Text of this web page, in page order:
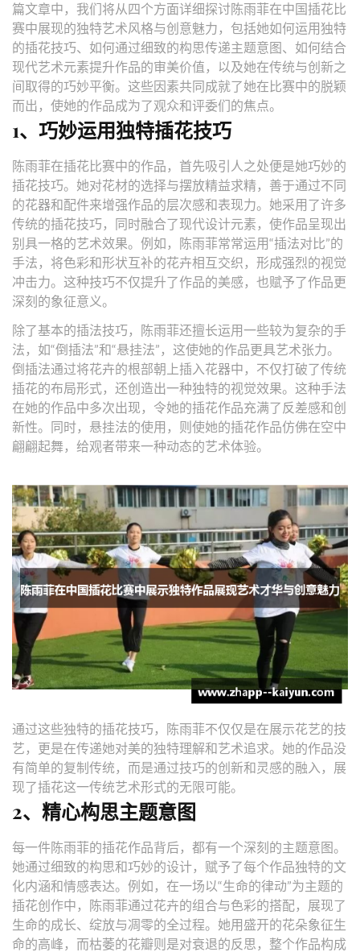
篇文章中，我们将从四个方面详细探讨陈雨菲在中国插花比
赛中展现的独特艺术风格与创意魅力，包括她如何运用独特
的插花技巧、如何通过细致的构思传递主题意图、如何结合
现代艺术元素提升作品的审美价值，以及她在传统与创新之
间取得的巧妙平衡。这些因素共同成就了她在比赛中的脱颖
而出，使她的作品成为了观众和评委们的焦点。
1、巧妙运用独特插花技巧
陈雨菲在插花比赛中的作品，首先吸引人之处便是她巧妙的
插花技巧。她对花材的选择与摆放精益求精，善于通过不同
的花器和配件来增强作品的层次感和表现力。她采用了许多
传统的插花技巧，同时融合了现代设计元素，使作品呈现出
别具一格的艺术效果。例如，陈雨菲常常运用“插法对比”的
手法，将色彩和形状互补的花卉相互交织，形成强烈的视觉
冲击力。这种技巧不仅提升了作品的美感，也赋予了作品更
深刻的象征意义。
除了基本的插法技巧，陈雨菲还擅长运用一些较为复杂的手
法，如“倒插法”和“悬挂法”，这使她的作品更具艺术张力。
倒插法通过将花卉的根部朝上插入花器中，不仅打破了传统
插花的布局形式，还创造出一种独特的视觉效果。这种手法
在她的作品中多次出现，令她的插花作品充满了反差感和创
新性。同时，悬挂法的使用，则使她的插花作品仿佛在空中
翩翩起舞，给观者带来一种动态的艺术体验。
通过这些独特的插花技巧，陈雨菲不仅仅是在展示花艺的技
艺，更是在传递她对美的独特理解和艺术追求。她的作品没
有简单的复制传统，而是通过技巧的创新和灵感的融入，展
现了插花这一传统艺术形式的无限可能。
2、精心构思主题意图
每一件陈雨菲的插花作品背后，都有一个深刻的主题意图。
她通过细致的构思和巧妙的设计，赋予了每个作品独特的文
化内涵和情感表达。例如，在一场以“生命的律动”为主题的
插花创作中，陈雨菲通过花卉的组合与色彩的搭配，展现了
生命的成长、绽放与凋零的全过程。她用盛开的花朵象征生
命的高峰，而枯萎的花瓣则是对衰退的反思，整个作品构成